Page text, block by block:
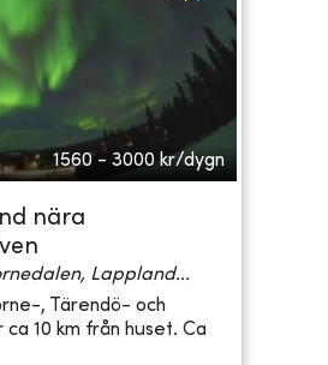
1560 - 3000 kr/dygn
nära
Lappland...
, Tärendö- och
ca 10 km från huset. Ca